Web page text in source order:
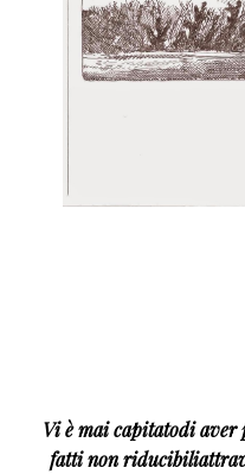
Vi è mai capitatodi aver
fatti non